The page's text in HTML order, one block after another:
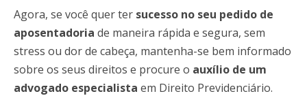
Agora, se você quer ter sucesso no seu pedido de
aposentadoria de maneira rápida e segura, sem
stress ou dor de cabeça, mantenha-se bem informado
sobre os seus direitos e procure o auxílio de um
advogado especialista em Direito Previdenciário.